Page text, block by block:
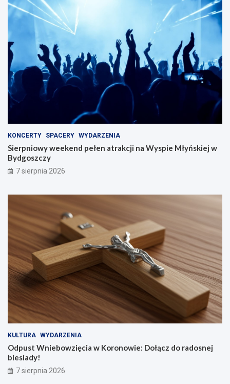
KONCERTY SPACERY WYDARZENIA
Sierpniowy weekend pełen atrakcji na Wyspie Młyńskiej w
Bydgoszczy
7 sierpnia 2026
KULTURA WYDARZENIA
Odpust Wniebowzięcia w Koronowie: Dołącz do radosnej
biesiady!
7 sierpnia 2026